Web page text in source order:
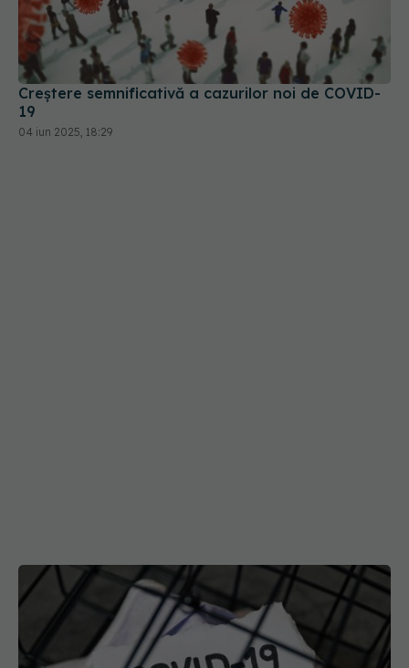
Creștere semnificativă a cazurilor noi de COVID-
19
04 iun 2025, 18:29